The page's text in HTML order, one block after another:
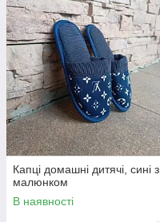
Капці домашні дитячі, сині з
малюнком
В наявності